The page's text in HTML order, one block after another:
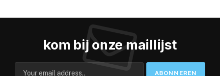
kom bij onze maillijst